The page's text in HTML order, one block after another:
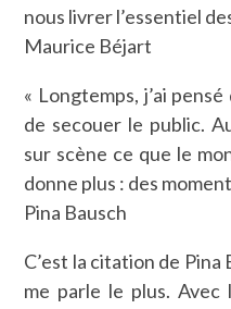
nous livrer l’essentiel
Maurice Béjart
« Longtemps, j’ai
de secouer le public.
sur scène ce que le
donne plus : des
Pina Bausch
C’est la citation de
me parle le plus. Avec